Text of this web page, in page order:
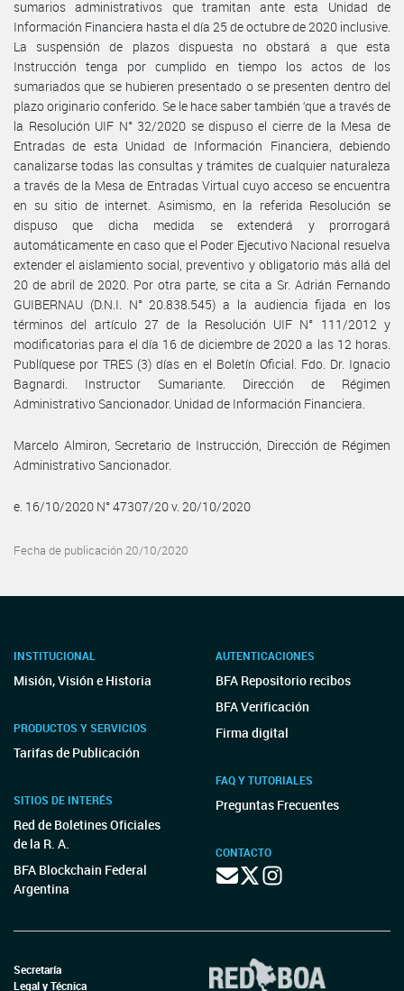
sumarios administrativos que tramitan ante esta Unidad de
Información Financiera hasta el día 25 de octubre de 2020 inclusive.
La suspensión de plazos dispuesta no obstará a que esta
Instrucción tenga por cumplido en tiempo los actos de los
sumariados que se hubieren presentado o se presenten dentro del
plazo originario conferido. Se le hace saber también ‘que a través de
la Resolución UIF N° 32/2020 se dispuso el cierre de la Mesa de
Entradas de esta Unidad de Información Financiera, debiendo
canalizarse todas las consultas y trámites de cualquier naturaleza
a través de la Mesa de Entradas Virtual cuyo acceso se encuentra
en su sitio de internet. Asimismo, en la referida Resolución se
dispuso que dicha medida se extenderá y prorrogará
automáticamente en caso que el Poder Ejecutivo Nacional resuelva
extender el aislamiento social, preventivo y obligatorio más allá del
20 de abril de 2020. Por otra parte, se cita a Sr. Adrián Fernando
GUIBERNAU (D.N.I. N° 20.838.545) a la audiencia fijada en los
términos del artículo 27 de la Resolución UIF N° 111/2012 y
modificatorias para el día 16 de diciembre de 2020 a las 12 horas.
Publíquese por TRES (3) días en el Boletín Oficial. Fdo. Dr. Ignacio
Bagnardi. Instructor Sumariante. Dirección de Régimen
Administrativo Sancionador. Unidad de Información Financiera.
Marcelo Almiron, Secretario de Instrucción, Dirección de Régimen
Administrativo Sancionador.
e. 16/10/2020 N° 47307/20 v. 20/10/2020
Fecha de publicación 20/10/2020
INSTITUCIONAL
Misión, Visión e Historia
PRODUCTOS Y SERVICIOS
Tarifas de Publicación
SITIOS DE INTERÉS
Red de Boletines Oficiales
de la R. A.
BFA Blockchain Federal
Argentina
AUTENTICACIONES
BFA Repositorio recibos
BFA Verificación
Firma digital
FAQ Y TUTORIALES
Preguntas Frecuentes
CONTACTO
Secretaría
Legal y Técnica